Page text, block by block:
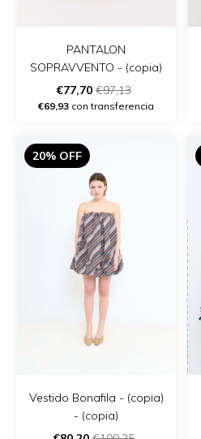
PANTALON
SOPRAVVENTO - (copia)
€77,70 €97,13
€69,93 con transferencia
20% OFF
Vestido Bonafila - (copia)
- (copia)